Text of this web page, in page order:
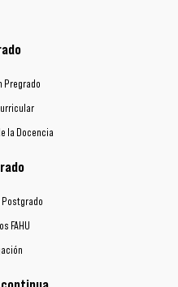
Pregrado
la Docencia
FAHU